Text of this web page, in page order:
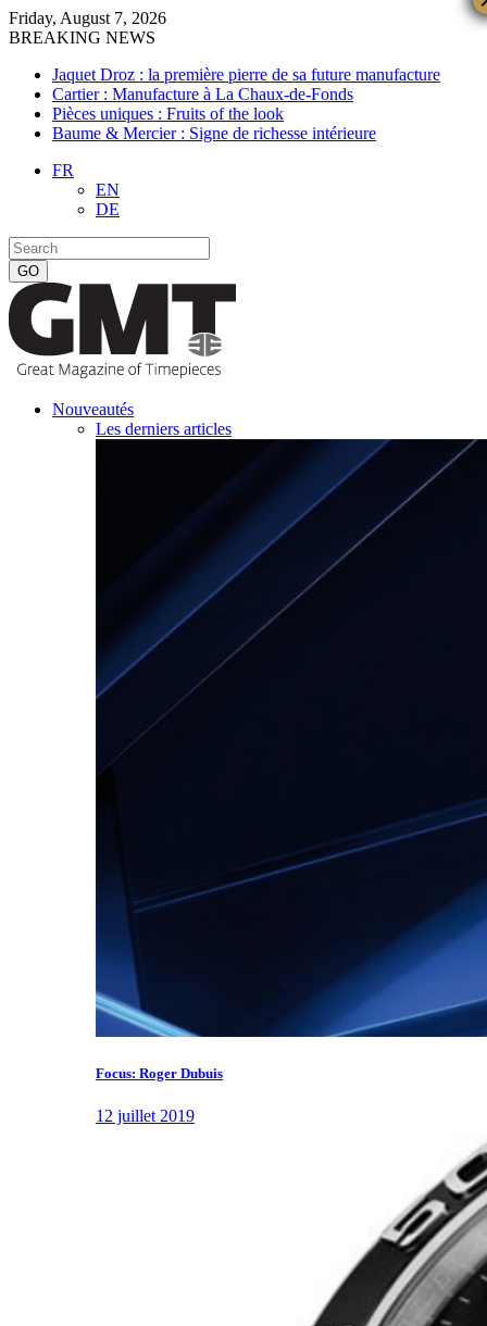
Friday, August 7, 2026
BREAKING NEWS
Jaquet Droz : la première pierre de sa future manufacture
Cartier : Manufacture à La Chaux-de-Fonds
Pièces uniques : Fruits of the look
Baume & Mercier : Signe de richesse intérieure
FR
EN
DE
Nouveautés
Les derniers articles
Focus: Roger Dubuis
12 juillet 2019